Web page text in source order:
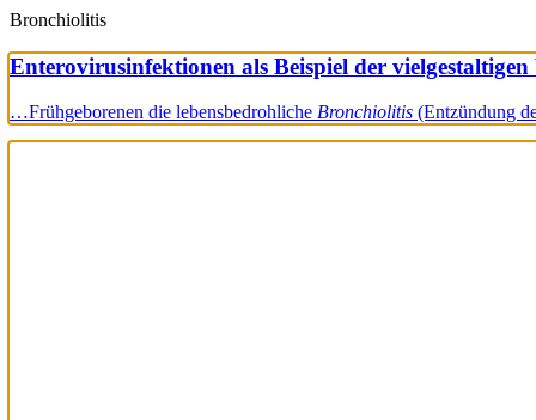
Bronchiolitis
Enterovirusinfektionen als Beispiel der
…Frühgeborenen die lebensbedrohliche Bronchiolitis (Entzündung